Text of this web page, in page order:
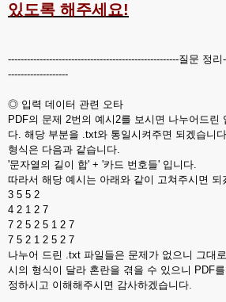
있도록 해주세요!
------------------------------------------------------질문 정
-------------------
◎ 입력 데이터 관련 오타
PDF의 문제 2번의 예시2를 보시면 나누어드린
다. 해당 부분을 .txt와 통일시켜주면 되겠습니
형식은 다음과 같습니다.
'문자열의 길이 합' + '카드 번호들' 입니다.
따라서 해당 예시는 아래와 같이 고쳐주시면 되
3 5 5 2
4 2 1 2 7
7 2 5 2 5 1 2 7
7 5 2 1 2 5 2 7
나누어 드린 .txt 파일들은 문제가 없으니 그대
시의 형식이 달라 혼란을 겪을 수 있으니 PDF
정하시고 이해해주시면 감사하겠습니다.